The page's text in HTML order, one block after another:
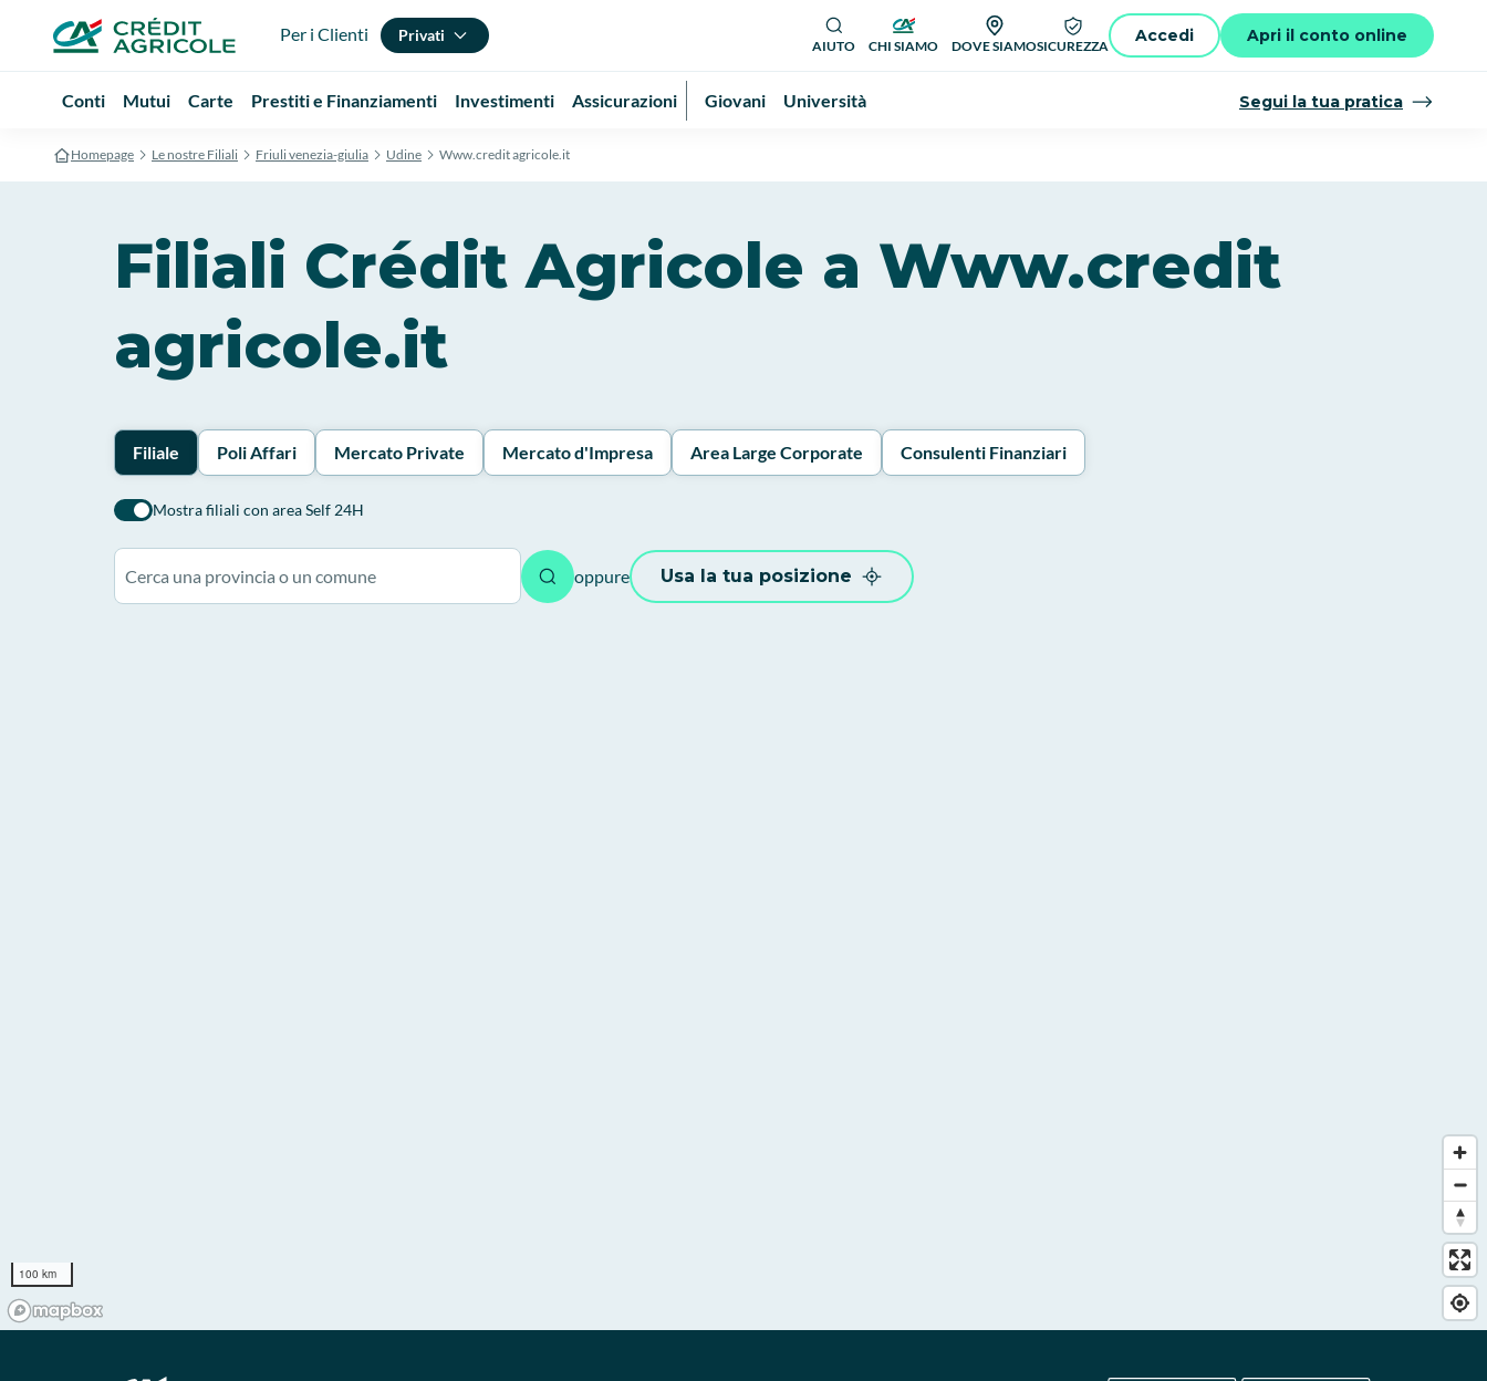
Per i Clienti Privati
AIUTO CHI SIAMO DOVE SIAMOSICUREZZA
Accedi Apri il conto online
Conti Mutui Carte Prestiti e Finanziamenti Investimenti Assicurazioni Giovani Università Segui la tua pratica
Homepage Le nostre Filiali Friuli venezia-giulia Udine Www.credit agricole.it
Filiali Crédit Agricole a Www.credit
agricole.it
Filiale Poli Affari Mercato Private Mercato d'Impresa Area Large Corporate Consulenti Finanziari
Mostra filiali con area Self 24H
oppure Usa la tua posizione
100 km